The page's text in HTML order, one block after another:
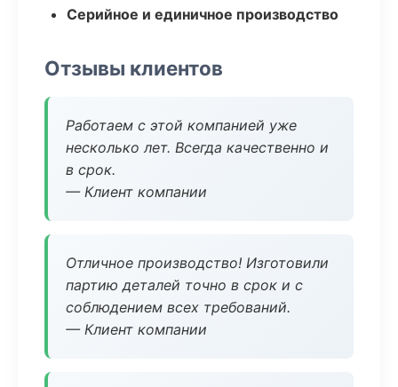
Серийное и единичное производство
Отзывы клиентов
Работаем с этой компанией уже
несколько лет. Всегда качественно и
в срок.
— Клиент компании
Отличное производство! Изготовили
партию деталей точно в срок и с
соблюдением всех требований.
— Клиент компании